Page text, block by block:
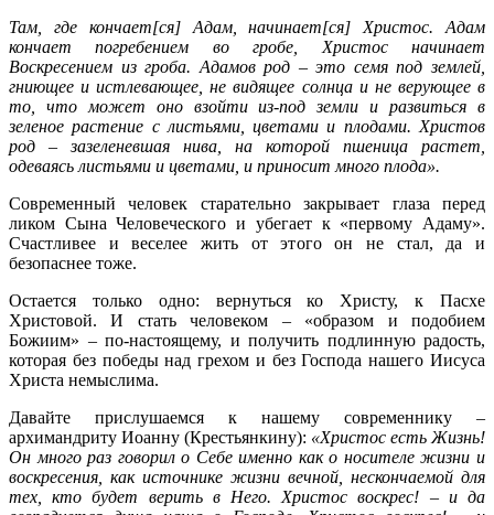
Там, где кончает[ся] Адам, начинает[ся] Христос. Адам
кончает погребением во гробе, Христос начинает
Воскресением из гроба. Адамов род – это семя под землей,
гниющее и истлевающее, не видящее солнца и не верующее в
то, что может оно взойти из-под земли и развиться в
зеленое растение с листьями, цветами и плодами. Христов
род – зазеленевшая нива, на которой пшеница растет,
одеваясь листьями и цветами, и приносит много плода».
Современный человек старательно закрывает глаза перед
ликом Сына Человеческого и убегает к «первому Адаму».
Счастливее и веселее жить от этого он не стал, да и
безопаснее тоже.
Остается только одно: вернуться ко Христу, к Пасхе
Христовой. И стать человеком – «образом и подобием
Божиим» – по-настоящему, и получить подлинную радость,
которая без победы над грехом и без Господа нашего Иисуса
Христа немыслима.
Давайте прислушаемся к нашему современнику –
архимандриту Иоанну (Крестьянкину): «Христос есть Жизнь!
Он много раз говорил о Себе именно как о носителе жизни и
воскресения, как источнике жизни вечной, нескончаемой для
тех, кто будет верить в Него. Христос воскрес! – и да